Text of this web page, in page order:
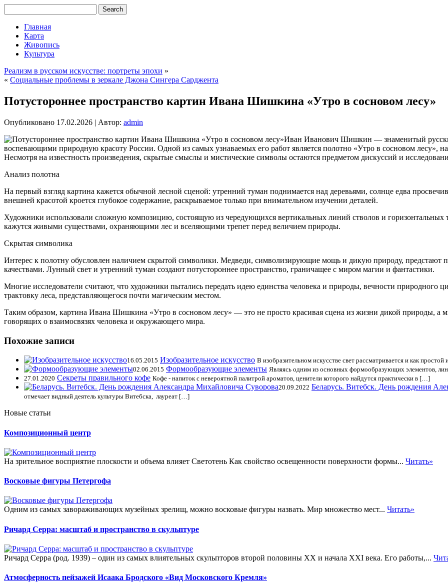
Главная
Карта
Живопись
Культура
Реализм в русском искусстве: портреты эпохи »
« Социальные проблемы в зеркале Джона Сингера Сарджента
Потустороннее пространство картин Ивана Шишкина «Утро в сосновом лесу»
Опубликовано 17.02.2026 | Автор: admin
Иван Иванович Шишкин — знаменитый
воспевающими природную красоту России. Одной из самых узнаваемых его работ является полотно «Утро в сосновом лесу»,
Несмотря на известность произведения, скрытые смыслы и мистические символы остаются предметом дискуссий и
Анализ полотна
На первый взгляд картина кажется обычной лесной сценой: утренний туман поднимается над деревьями, солнце едва
внешней красотой кроется глубокое содержание, раскрываемое только при внимательном изучении деталей.
Художники использовали сложную композицию, состоящую из чередующихся вертикальных линий стволов и горизонтальных
кажутся живыми существами, охраняющими лес и вселяющими трепет перед величием природы.
Скрытая символика
Интерес к полотну обусловлен наличием скрытой символики. Медведи, символизирующие мощь и дикую природу, предстают
качествами. Лунный свет и утренний туман создают потустороннее пространство, граничащее с миром магии и фантастики.
Многие исследователи считают, что художники пытались передать идею единства человека и природы, вечности природного
трактовку леса, представляющегося почти магическим местом.
Таким образом, картина Ивана Шишкина «Утро в сосновом лесу» — это не просто красивая сцена из жизни дикой природы, а
говорящих о взаимосвязях человека и окружающего мира.
Похожие записи
16.05.2015 Изобразительное искусство В изобразительном искусстве свет рассматривается и как
02.06.2015 Формообразующие элементы Являясь одним из основных формообразующих элементов,
27.01.2020 Секреты правильного кофе Кофе - напиток с невероятной палитрой ароматов, ценители которого найдутся практически в […]
20.09.2022 Беларусь. Витебск. День рождения
отмечает видный деятель культуры Витебска, лауреат […]
Новые статьи
Композиционный центр
На зрительное восприятие плоскости и объема влияет Светотень Как свойство освещенности поверхности формы... Читать»
Восковые фигуры Петергофа
Одним из самых завораживающих музейных зрелищ, можно восковые фигуры назвать. Мир множество мест... Читать»
Ричард Серра: масштаб и пространство в скульптуре
Ричард Серра (род. 1939) – один из самых влиятельных скульпторов второй половины XX и начала XXI века. Его работы,...
Атмосферность пейзажей Исаака Бродского «Вид Московского Кремля»